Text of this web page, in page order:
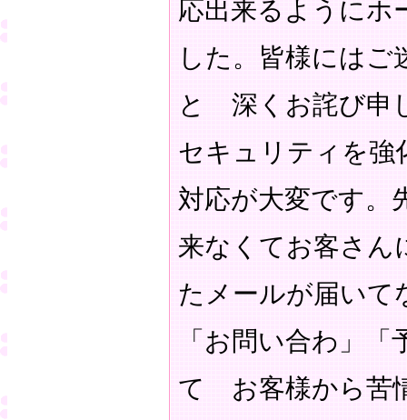
応出来るようにホ
した。皆様には
と 深くお詫び申
セキュリティを強
対応が大変です。
来なくてお客さん
たメールが届いて
「お問い合わ」
て お客様から苦